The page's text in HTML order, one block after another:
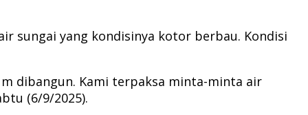
sungai yang kondisinya kotor berbau. Kondisi
dibangun. Kami terpaksa minta-minta air
(6/9/2025).